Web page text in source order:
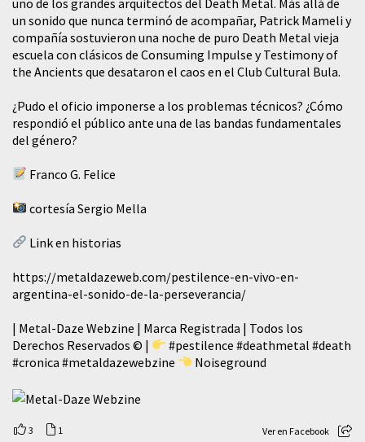
un sonido que nunca terminó de acompañar, Patrick Mameli y
compañía sostuvieron una noche de puro Death Metal vieja
escuela con clásicos de Consuming Impulse y Testimony of
the Ancients que desataron el caos en el Club Cultural Bula.
¿Pudo el oficio imponerse a los problemas técnicos? ¿Cómo
respondió el público ante una de las bandas fundamentales
del género?
Franco G. Felice
cortesía Sergio Mella
Link en historias
https://metaldazeweb.com/pestilence-en-vivo-en-
argentina-el-sonido-de-la-perseverancia/
| Metal-Daze Webzine | Marca Registrada | Todos los
Derechos Reservados © |
#pestilence #deathmetal #death
#cronica #metaldazewebzine Noiseground
3 1 Ver en Facebook